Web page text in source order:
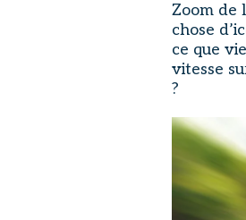
Zoom de
chose
ce que
vitesse
?